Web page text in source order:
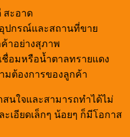
สะอาด
ปกรณ์และสถานที่ขาย
าอย่างสุภาพ
อมหรือน้ำตาลทรายแดง
มต้องการของลูกค้า
นใจและสามารถทำได้ไม่
ะเอียดเล็กๆ น้อยๆ ก็มีโอกาส